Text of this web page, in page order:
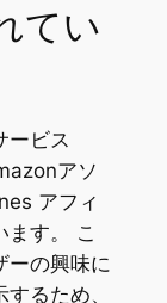
てい
ービス
アソ
アフィ
ます。 こ
ーの興味に
るため、